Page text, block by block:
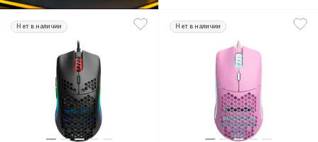
Нет в наличии Нет в наличии